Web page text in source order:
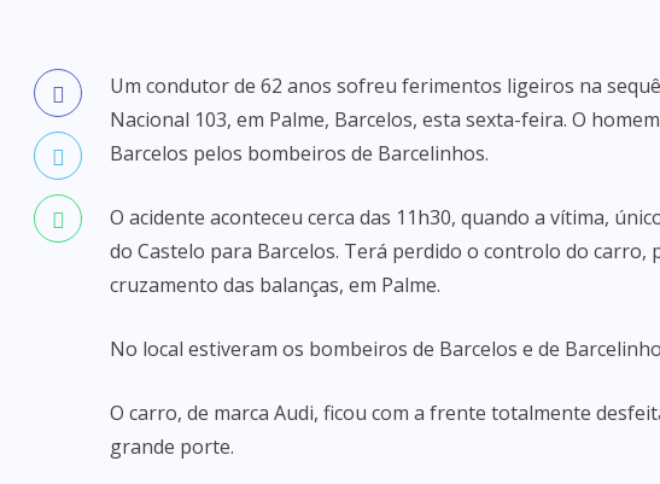
Um condutor de 62 anos sofreu ferimentos ligeiros na
Nacional 103, em Palme, Barcelos, esta sexta-feira. O
Barcelos pelos bombeiros de Barcelinhos.
O acidente aconteceu cerca das 11h30, quando a vítima,
do Castelo para Barcelos. Terá perdido o controlo do
cruzamento das balanças, em Palme.
No local estiveram os bombeiros de Barcelos e de
O carro, de marca Audi, ficou com a frente totalmente
grande porte.